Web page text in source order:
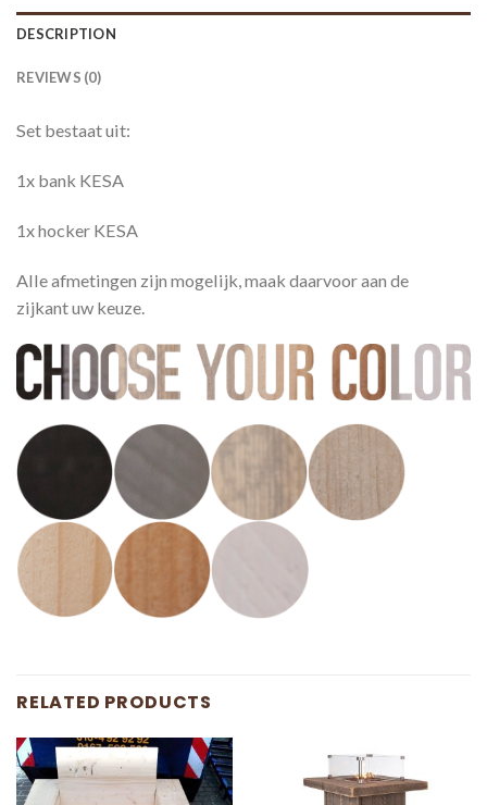
DESCRIPTION
REVIEWS (0)
Set bestaat uit:
1x bank KESA
1x hocker KESA
Alle afmetingen zijn mogelijk, maak daarvoor aan de
zijkant uw keuze.
RELATED PRODUCTS